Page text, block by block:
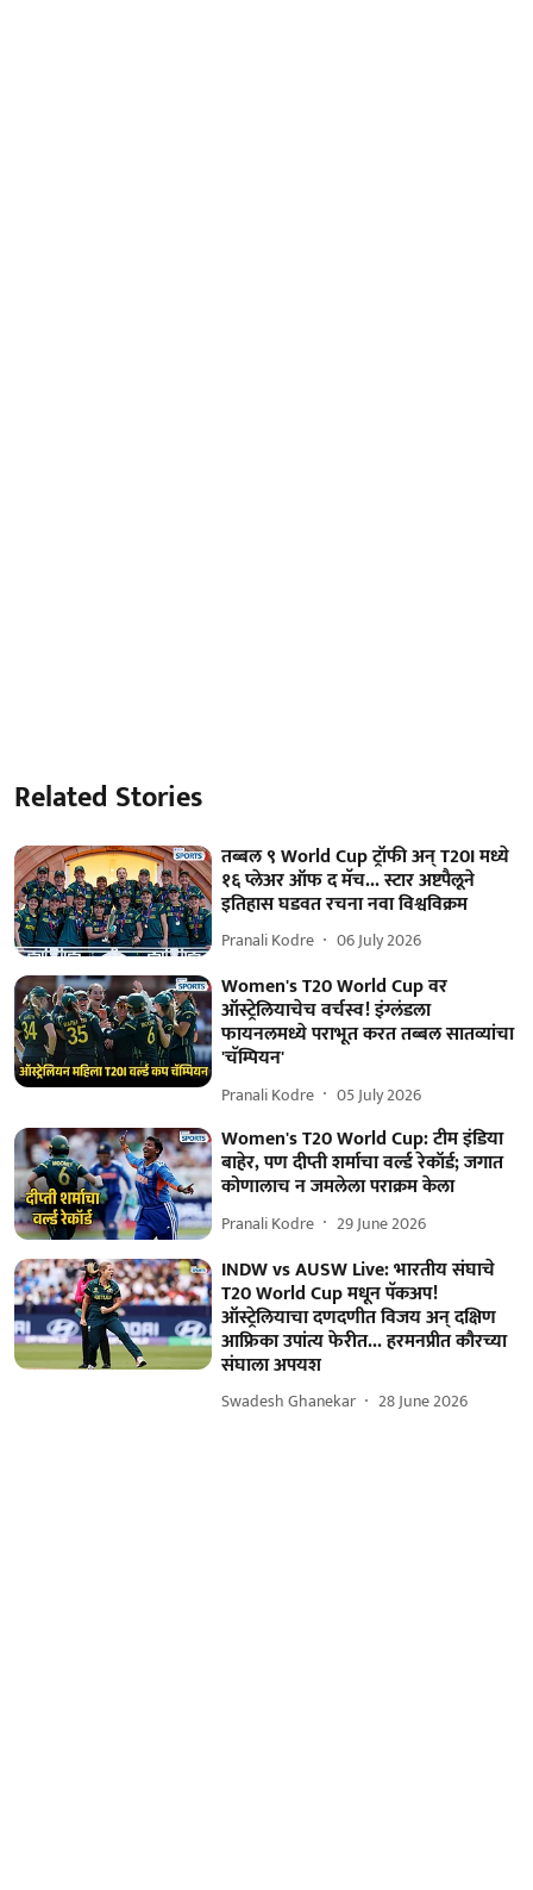
Related Stories
तब्बल ९ World Cup ट्रॉफी अन् T20I मध्ये
१६ प्लेअर ऑफ द मॅच... स्टार अष्टपैलूने
इतिहास घडवत रचना नवा विश्वविक्रम
Pranali Kodre 06 July 2026
Women's T20 World Cup वर
ऑस्ट्रेलियाचेच वर्चस्व! इंग्लंडला
फायनलमध्ये पराभूत करत तब्बल सातव्यांचा
'चॅम्पियन'
Pranali Kodre 05 July 2026
Women's T20 World Cup: टीम इंडिया
बाहेर, पण दीप्ती शर्माचा वर्ल्ड रेकॉर्ड; जगात
कोणालाच न जमलेला पराक्रम केला
Pranali Kodre 29 June 2026
INDW vs AUSW Live: भारतीय संघाचे
T20 World Cup मधून पॅकअप!
ऑस्ट्रेलियाचा दणदणीत विजय अन् दक्षिण
आफ्रिका उपांत्य फेरीत... हरमनप्रीत कौरच्या
संघाला अपयश
Swadesh Ghanekar 28 June 2026